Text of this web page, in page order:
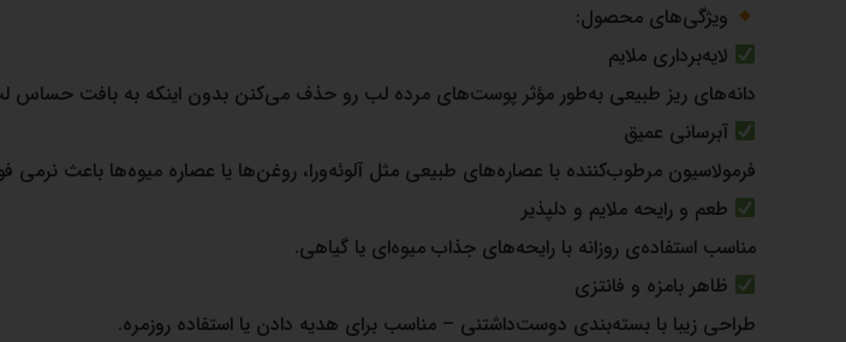
ویژگی‌های محصول:
لایه‌برداری ملایم
دانه‌های ریز طبیعی به‌طور مؤثر پوست‌های مرده لب رو حذف می‌کنن بدون اینکه به بافت حساس
آبرسانی عمیق
فرمولاسیون مرطوب‌کننده با عصاره‌های طبیعی مثل آلوئه‌ورا، روغن‌ها یا عصاره میوه‌ها باعث
طعم و رایحه ملایم و دلپذیر
مناسب استفاده‌ی روزانه با رایحه‌های جذاب میوه‌ای یا گیاهی.
ظاهر بامزه و فانتزی
طراحی زیبا با بسته‌بندی دوست‌داشتنی – مناسب برای هدیه دادن یا استفاده روزمره.